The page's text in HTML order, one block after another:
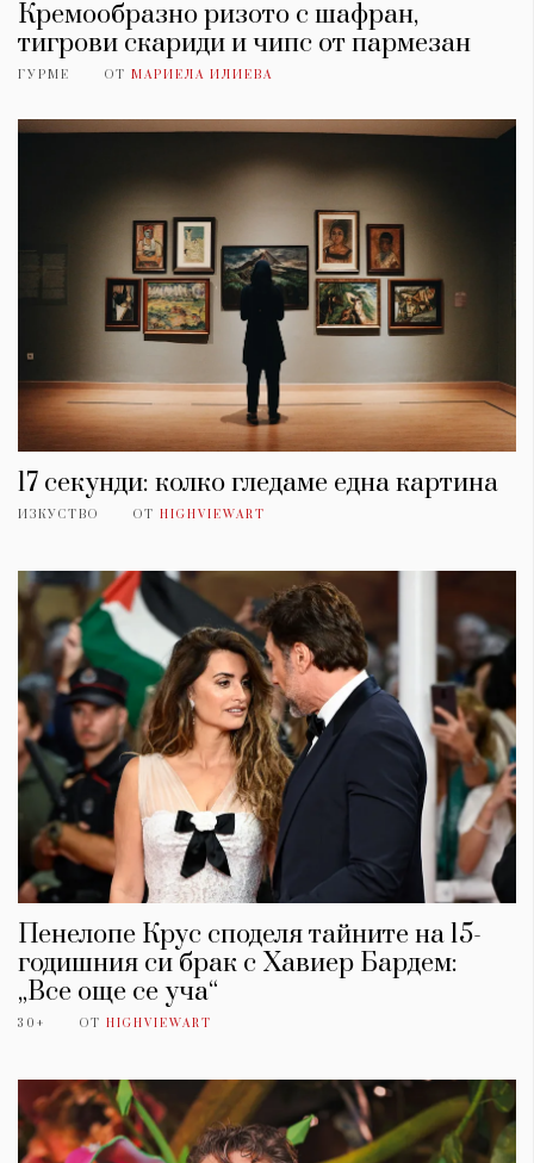
Кремообразно ризото с шафран,
тигрови скариди и чипс от пармезан
ГУРМЕ ОТ МАРИЕЛА ИЛИЕВА
17 секунди: колко гледаме една картина
ИЗКУСТВО ОТ HIGHVIEWART
Пенелопе Крус споделя тайните на 15-
годишния си брак с Хавиер Бардем:
„Все още се уча“
30+ ОТ HIGHVIEWART